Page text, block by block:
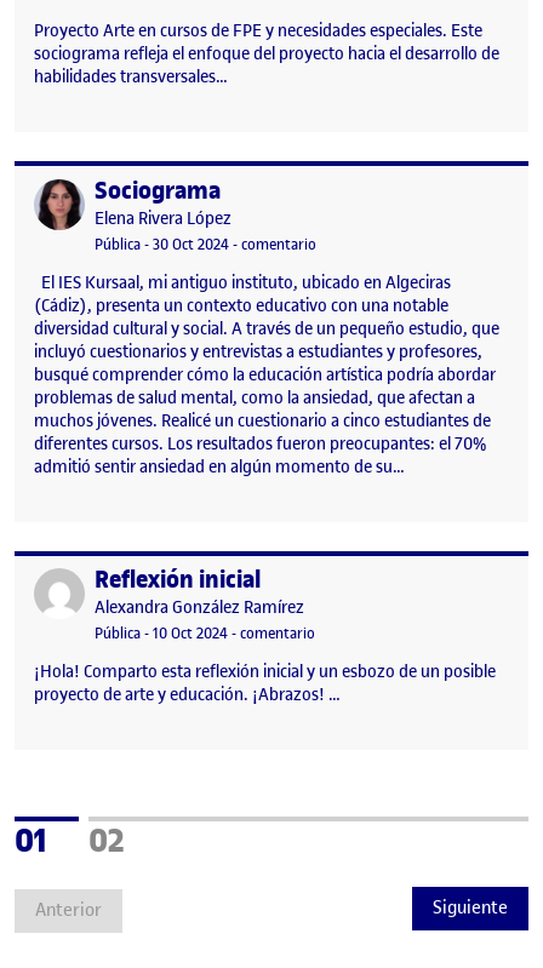
Proyecto Arte en cursos de FPE y necesidades especiales. Este
sociograma refleja el enfoque del proyecto hacia el desarrollo de
habilidades transversales…
Publicado porSociograma
Publicado por
Elena Rivera López
Visibilidad:
Pública-Fecha de publicación
30 Oct 2024-comentario
El IES Kursaal, mi antiguo instituto, ubicado en Algeciras
(Cádiz), presenta un contexto educativo con una notable
diversidad cultural y social. A través de un pequeño estudio, que
incluyó cuestionarios y entrevistas a estudiantes y profesores,
busqué comprender cómo la educación artística podría abordar
problemas de salud mental, como la ansiedad, que afectan a
muchos jóvenes. Realicé un cuestionario a cinco estudiantes de
diferentes cursos. Los resultados fueron preocupantes: el 70%
admitió sentir ansiedad en algún momento de su…
Publicado porReflexión inicial
Publicado por
Alexandra González Ramírez
Visibilidad:
Pública-Fecha de publicación
10 Oct 202411 octubre, 2024 12:05 am
-comentario
¡Hola! Comparto esta reflexión inicial y un esbozo de un posible
proyecto de arte y educación. ¡Abrazos! …
Anterior
Página
01 Página
02
Siguiente